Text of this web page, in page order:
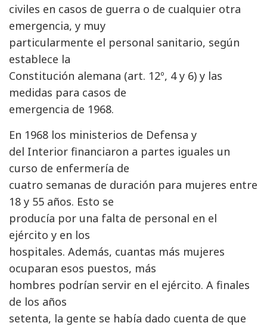
civiles en casos de guerra o de cualquier otra
emergencia, y muy
particularmente el personal sanitario, según
establece la
Constitución alemana (art. 12º, 4 y 6) y las
medidas para casos de
emergencia de 1968.
En 1968 los ministerios de Defensa y
del Interior financiaron a partes iguales un
curso de enfermería de
cuatro semanas de duración para mujeres entre
18 y 55 años. Esto se
producía por una falta de personal en el
ejército y en los
hospitales. Además, cuantas más mujeres
ocuparan esos puestos, más
hombres podrían servir en el ejército. A finales
de los años
setenta, la gente se había dado cuenta de que